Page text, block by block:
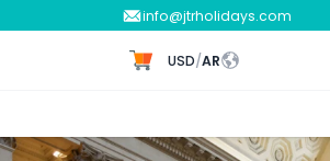
info@jtrholidays.com
AR
/
USD